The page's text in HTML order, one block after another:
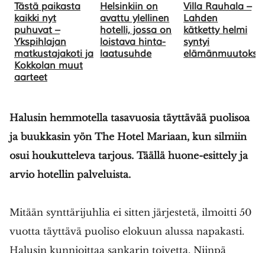
Tästä paikasta
kaikki nyt
puhuvat –
Ykspihlajan
matkustajakoti ja
Kokkolan muut
aarteet
Helsinkiin on
avattu ylellinen
hotelli, jossa on
loistava hinta-
laatusuhde
Villa Rauhala –
Lahden
kätketty helmi
syntyi
Halusin hemmotella tasavuosia täyttävää puolisoa
ja buukkasin yön The Hotel Mariaan, kun silmiin
osui houkutteleva tarjous. Täällä huone-esittely ja
arvio hotellin palveluista.
Mitään synttärijuhlia ei sitten järjestetä, ilmoitti 50
vuotta täyttävä puoliso elokuun alussa napakasti.
Halusin kunnioittaa sankarin toivetta. Niinpä